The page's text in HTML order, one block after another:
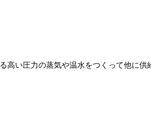
い圧力の蒸気や温水をつくって他に供